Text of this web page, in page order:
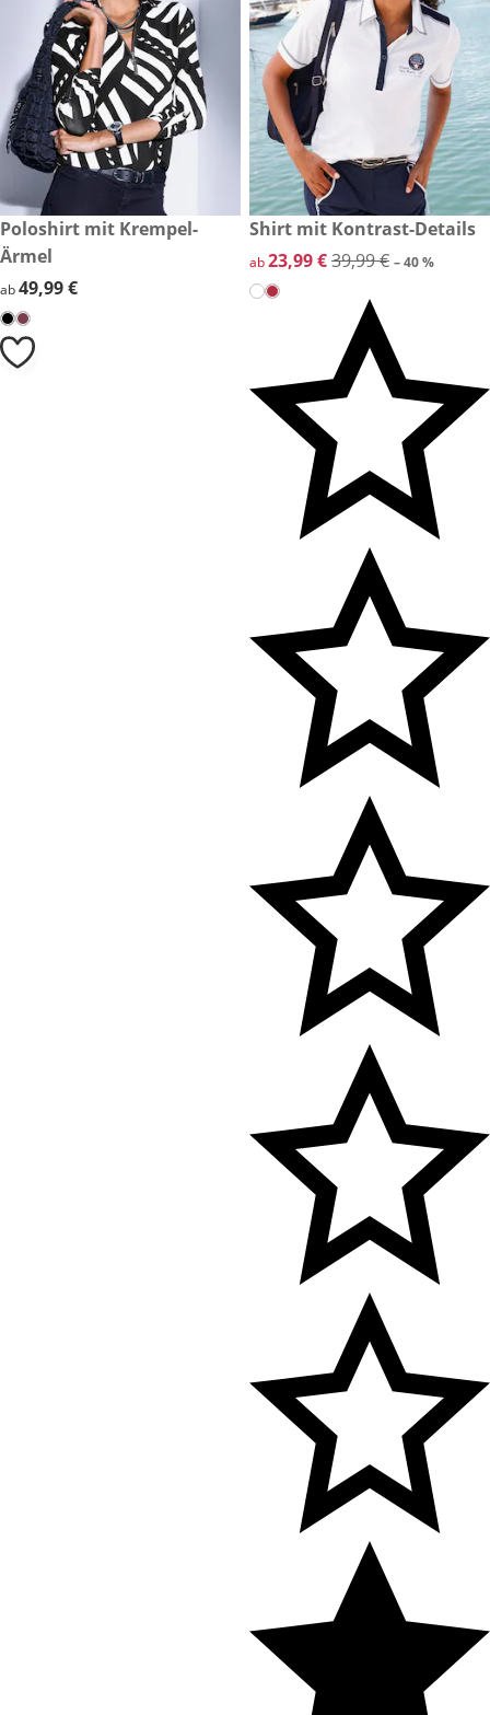
49,99 €
Poloshirt mit Krempel-
Ärmel
49,99 €
ab49,99 €
reduzierter Preis 23,99 €,
-40 %
Shirt mit Kontrast-Details
reduzierter Preis 23,99 €,
ab23,99 €39,99 € – 40 %